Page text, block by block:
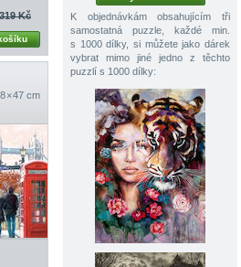
319 Kč
× 47 cm
K objednávkám obsahujícím tři
samostatná puzzle, každé min.
s 1000 dílky, si můžete jako dárek
vybrat mimo jiné jedno z těchto
puzzlí s 1000 dílky: